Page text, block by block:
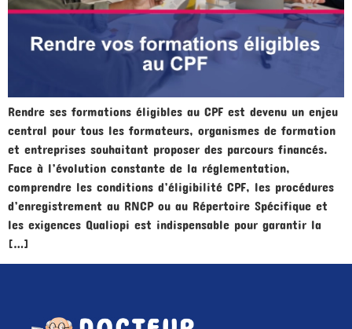
Rendre ses formations éligibles au CPF est devenu un enjeu
central pour tous les formateurs, organismes de formation
et entreprises souhaitant proposer des parcours financés.
Face à l’évolution constante de la réglementation,
comprendre les conditions d’éligibilité CPF, les procédures
d’enregistrement au RNCP ou au Répertoire Spécifique et
les exigences Qualiopi est indispensable pour garantir la
[…]